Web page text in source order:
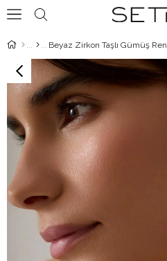
Beyaz Zirkon Taşlı Gümüş